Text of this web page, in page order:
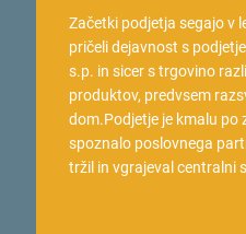
Začetki podjetja segajo v
pričeli dejavnost s
s.p. in sicer s trgovino
produktov, predvsem
dom.Podjetje je kmalu po
spoznalo poslovnega
tržil in vgrajeval centralni